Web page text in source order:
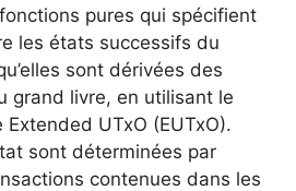
pures qui spécifient
les états successifs du
sont dérivées des
grand livre, en utilisant le
UTxO (EUTxO).
sont déterminées par
contenues dans les